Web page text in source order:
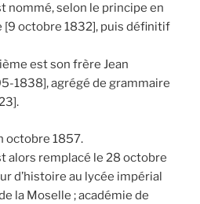
nommé, selon le principe en
[9 octobre 1832], puis définitif
est son frère Jean
1838], agrégé de grammaire
octobre 1857.
alors remplacé le 28 octobre
d’histoire au lycée impérial
la Moselle ; académie de